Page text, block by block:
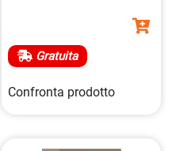
Gratuita
Confronta prodotto